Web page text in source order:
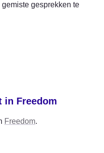
gesprekken te
in Freedom
Freedom.